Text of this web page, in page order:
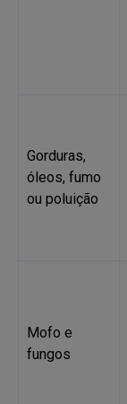
Gorduras,
óleos, fumo
ou poluição
Mofo e
fungos